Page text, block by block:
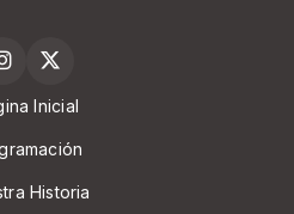
Inicial
Historia